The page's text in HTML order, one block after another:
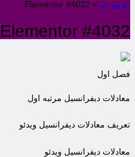
جزوه جو >
Elementor #4032
Elementor #4032
فصل اول
معادلات دیفرانسیل مرتبه اول
تعریف معادلات دیفرانسیل ویدئو
معادلات دیفرانسیل ویدئو